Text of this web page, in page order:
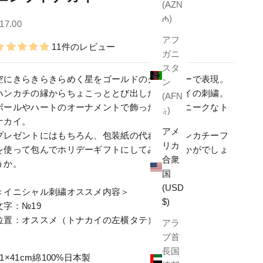
(AZN
₼)
アフ
ガニ
スタ
ン
(AFN
؋)
アメ
リカ
合衆
国
(USD
$)
アラ
ブ首
長国
ール価格
11件のレビュー
にきらきらきらめく星をゴールドのグリッターで表現。
ンカチの縁からちょこっととび出したトナカイの刺繍。
ールやハートのオーナメントで飾った角がユニークなト
カイ。
レゼントにはもちろん、包装紙の代わりにハンカチーフ
使って包んでホリデーギフトにしてみてはいかがでしょ
か。
イニシャル刺繍オススメ内容＞
字：№19
置：オススメ（トナカイの左横タテ）
綿100%日本製